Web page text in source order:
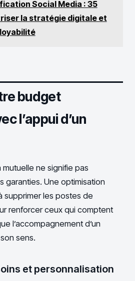
Social Media : 35
la stratégie digitale et
budget
l’appui d’un
ne signifie pas
garanties. Une optimisation
supprimer les postes de
renforcer ceux qui comptent
l’accompagnement d’un
sens.
et personnalisation